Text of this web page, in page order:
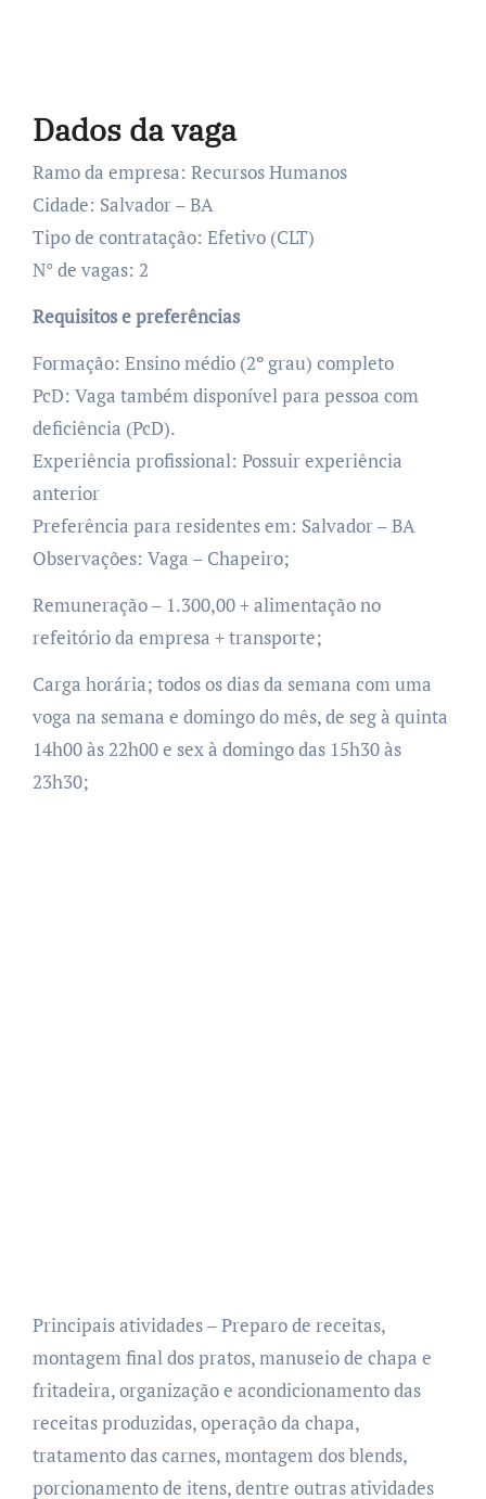
Dados da vaga
Ramo da empresa: Recursos Humanos
Cidade: Salvador – BA
Tipo de contratação: Efetivo (CLT)
N° de vagas: 2
Requisitos e preferências
Formação: Ensino médio (2º grau) completo
PcD: Vaga também disponível para pessoa com
deficiência (PcD).
Experiência profissional: Possuir experiência
anterior
Preferência para residentes em: Salvador – BA
Observações: Vaga – Chapeiro;
Remuneração – 1.300,00 + alimentação no
refeitório da empresa + transporte;
Carga horária; todos os dias da semana com uma
voga na semana e domingo do mês, de seg à quinta
14h00 às 22h00 e sex à domingo das 15h30 às
23h30;
Principais atividades – Preparo de receitas,
montagem final dos pratos, manuseio de chapa e
fritadeira, organização e acondicionamento das
receitas produzidas, operação da chapa,
tratamento das carnes, montagem dos blends,
porcionamento de itens, dentre outras atividades